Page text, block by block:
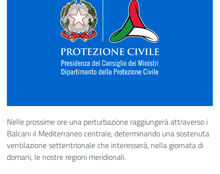
Nelle prossime ore una perturbazione raggiungerà attraverso i
Balcani il Mediterraneo centrale, determinando una sostenuta
ventilazione settentrionale che interesserà, nella giornata di
domani, le nostre regioni meridionali.